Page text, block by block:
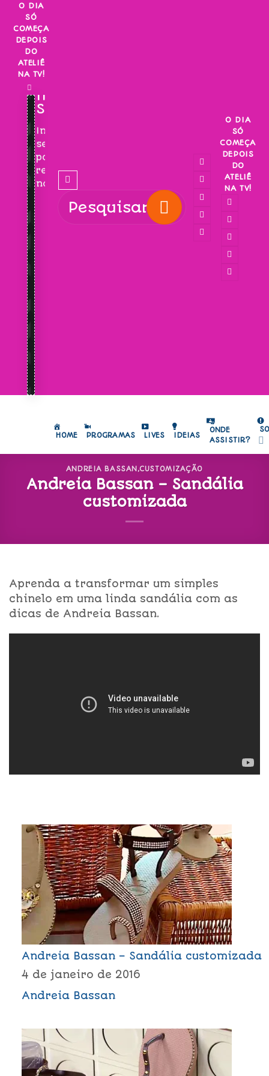
Skip
content
O DIA
SÓ
COMEÇA
DEPOIS
DO
ATELIÊ
NA TV!
INSCREVA-
SE!
Inscreva-
se
para
receber
novidades!
O DIA
SÓ
COMEÇA
DEPOIS
DO
ATELIÊ
NA TV!
HOME PROGRAMAS LIVES IDEIAS
ONDE
ASSISTIR?
ANDREIA BASSAN ,CUSTOMIZAÇÃO
Andreia Bassan – Sandália
customizada
Aprenda a transformar um simples
chinelo em uma linda sandália com as
dicas de Andreia Bassan.
Andreia Bassan – Sandália customizada
4 de janeiro de 2016
Andreia Bassan